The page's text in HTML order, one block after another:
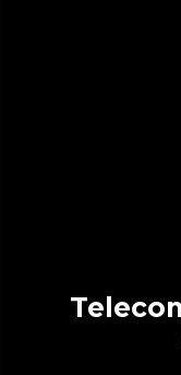
Telecomando: controllo